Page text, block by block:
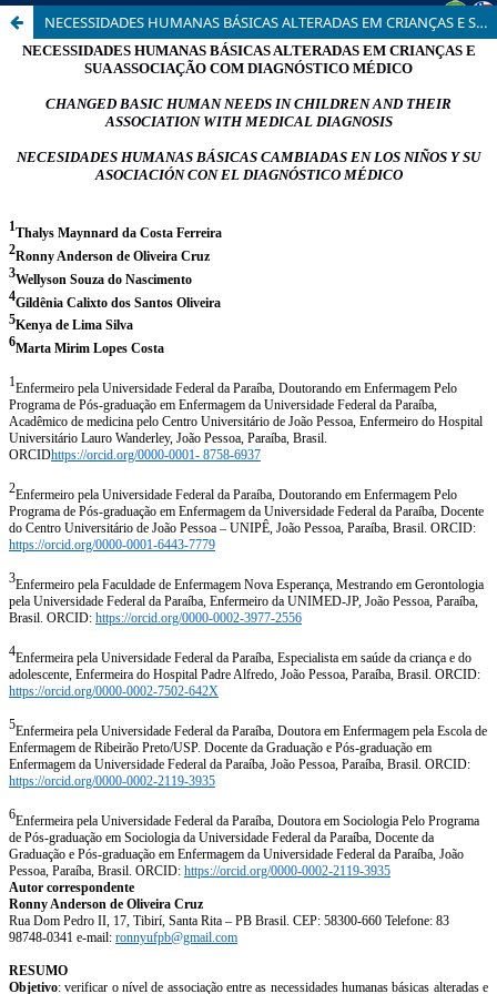
NECESSIDADES HUMANAS BÁSICAS ALTERADAS EM CRIANÇAS E SUA ASSOCIAÇÃO COM DIAGNÓSTICO MÉDICO